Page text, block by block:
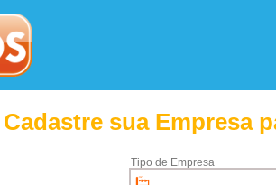
Cadastre sua Empresa
Tipo de Empresa